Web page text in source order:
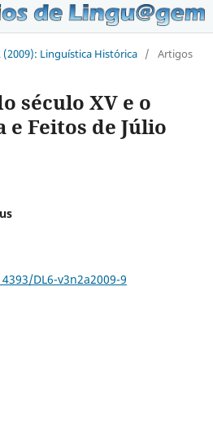
(2009): Linguística Histórica / Artigos
século XV e o
Feitos de Júlio
DL6-v3n2a2009-9